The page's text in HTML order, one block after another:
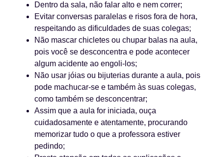
Dentro da sala, não falar alto e nem correr;
Evitar conversas paralelas e risos fora de hora,
respeitando as dificuldades de suas colegas;
Não mascar chicletes ou chupar balas na aula,
pois você se desconcentra e pode acontecer
algum acidente ao engoli-los;
Não usar jóias ou bijuterias durante a aula, pois
pode machucar-se e também às suas colegas,
como também se desconcentrar;
Assim que a aula for iniciada, ouça
cuidadosamente e atentamente, procurando
memorizar tudo o que a professora estiver
pedindo;